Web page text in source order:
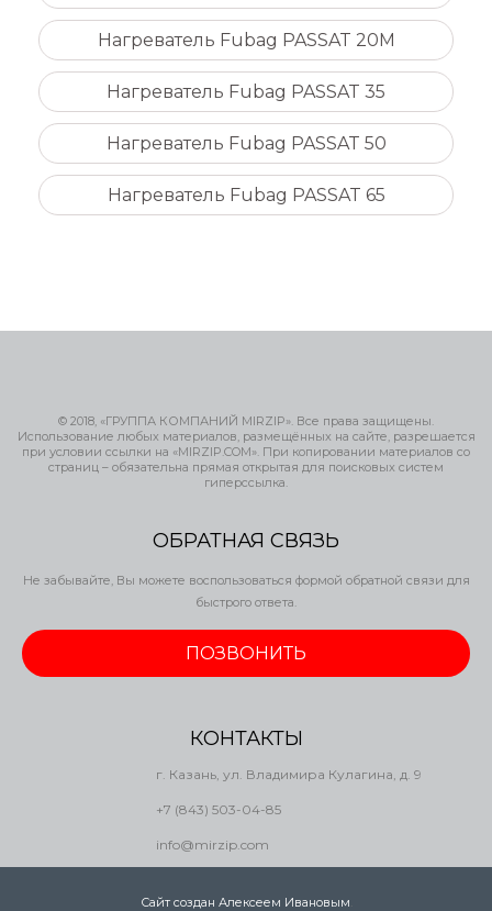
Нагреватель Fubag PASSAT 20M
Нагреватель Fubag PASSAT 35
Нагреватель Fubag PASSAT 50
Нагреватель Fubag PASSAT 65
© 2018, «ГРУППА КОМПАНИЙ MIRZIP». Все права защищены.
Использование любых материалов, размещённых на сайте, разрешается
при условии ссылки на «MIRZIP.COM». При копировании материалов со
страниц – обязательна прямая открытая для поисковых систем
гиперссылка.
ОБРАТНАЯ СВЯЗЬ
Не забывайте, Вы можете воспользоваться формой обратной связи для
быстрого ответа.
ПОЗВОНИТЬ
КОНТАКТЫ
г. Казань, ул. Владимира Кулагина, д. 9
+7 (843) 503-04-85
info@mirzip.com
Сайт создан Алексеем Ивановым